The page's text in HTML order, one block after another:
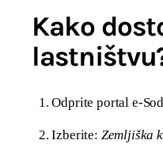
Kako
Odprite portal e-
Izberite: Zemljiška